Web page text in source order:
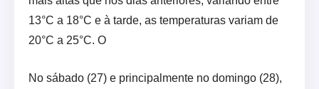
13°C a 18°C e à tarde, as temperaturas variam de
20°C a 25°C. O
No sábado (27) e principalmente no domingo (28),